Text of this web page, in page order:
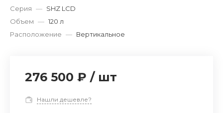
Серия — SHZ LCD
Объем — 120 л
Расположение — Вертикальное
276 500 ₽ / шт
Нашли дешевле?